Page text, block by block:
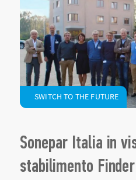
SWITCH TO THE FUTURE
Sonepar Italia in
stabilimento